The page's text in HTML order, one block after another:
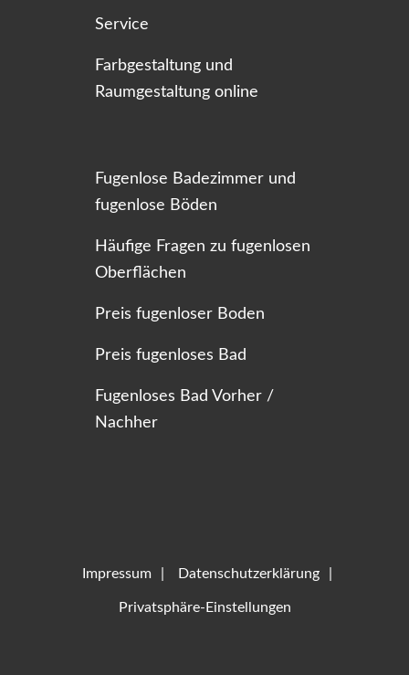
Service
Farbgestaltung und
Raumgestaltung online
Fugenlose Badezimmer und
fugenlose Böden
Häufige Fragen zu fugenlosen
Oberflächen
Preis fugenloser Boden
Preis fugenloses Bad
Fugenloses Bad Vorher /
Nachher
Impressum Datenschutzerklärung
Privatsphäre-Einstellungen